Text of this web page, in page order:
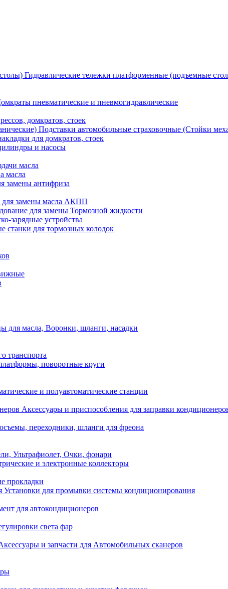
Гидравлические тележки платформенные (подъемные
пневматические и пневмогидравлические
домкратов, стоек
Подставки автомобильные страховочные (Стойки
для домкратов, стоек
и насосы
масла
масла
замены антифриза
для замены масла АКПП
для замены Тормозной жидкости
зарядные устройства
станки для тормозных колодок
для масла, Воронки, шланги, насадки
транспорта
поворотные круги
и полуавтоматические станции
Аксессуары и приспособления для заправки
переходники, шланги для фреона
Ультрафиолет, Очки, фонари
и электронные коллекторы
прокладки
Установки для промывки системы кондиционирования
для автокондиционеров
света фар
и запчасти для Автомобильных сканеров